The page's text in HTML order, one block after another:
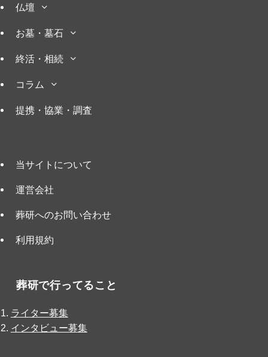
仏壇
お墓・墓石
終活・相続
コラム
提携・協業・調査
当サイトについて
運営会社
葬研へのお問い合わせ
利用規約
葬研で行ってること
ライター募集
インタビュー募集